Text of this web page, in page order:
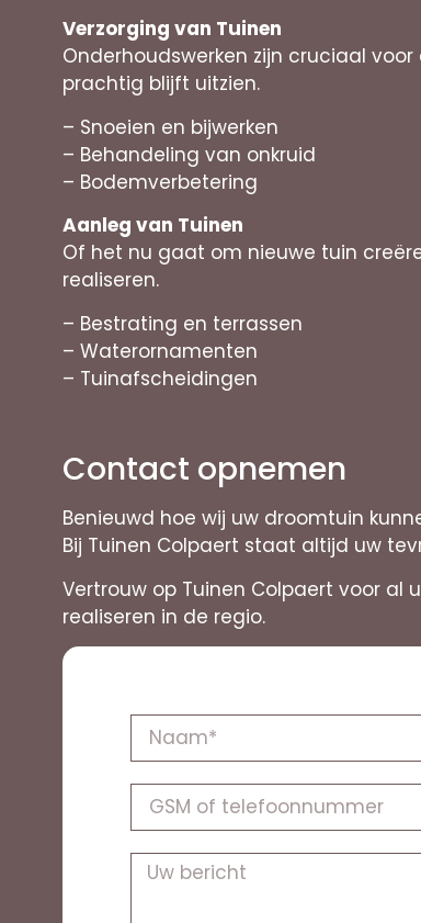
Verzorging van Tuinen
Onderhoudswerken zijn cruciaal
prachtig blijft uitzien.
– Snoeien en bijwerken
– Behandeling van onkruid
– Bodemverbetering
Aanleg van Tuinen
Of het nu gaat om nieuwe tuin
realiseren.
– Bestrating en terrassen
– Waterornamenten
– Tuinafscheidingen
Contact opnemen
Benieuwd hoe wij uw droomtuin
Bij Tuinen Colpaert staat altijd uw
Vertrouw op Tuinen Colpaert voor al
realiseren in de regio.